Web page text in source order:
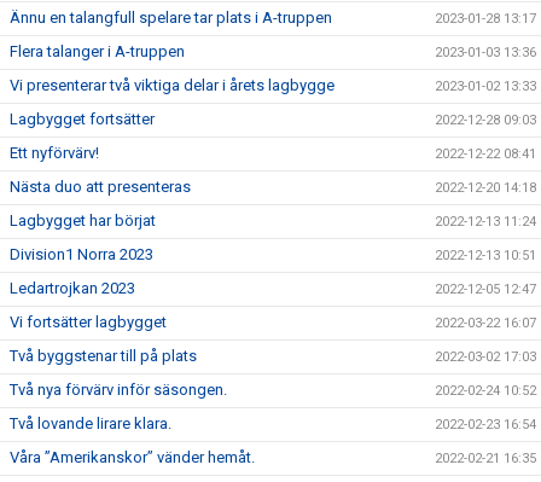
Ännu en talangfull spelare tar plats i A-truppen 2023-01-28 13:17
Flera talanger i A-truppen 2023-01-03 13:36
Vi presenterar två viktiga delar i årets lagbygge 2023-01-02 13:33
Lagbygget fortsätter 2022-12-28 09:03
Ett nyförvärv! 2022-12-22 08:41
Nästa duo att presenteras 2022-12-20 14:18
Lagbygget har börjat 2022-12-13 11:24
Division1 Norra 2023 2022-12-13 10:51
Ledartrojkan 2023 2022-12-05 12:47
Vi fortsätter lagbygget 2022-03-22 16:07
Två byggstenar till på plats 2022-03-02 17:03
Två nya förvärv inför säsongen. 2022-02-24 10:52
Två lovande lirare klara. 2022-02-23 16:54
Våra ”Amerikanskor” vänder hemåt. 2022-02-21 16:35